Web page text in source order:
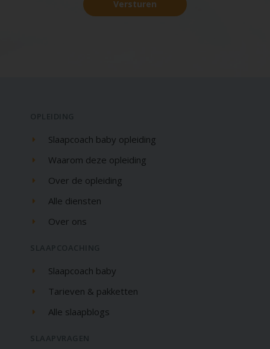
Versturen
Slaapcoach baby opleiding
Waarom deze opleiding
Over de opleiding
Alle diensten
Over ons
Slaapcoach baby
Tarieven & pakketten
Alle slaapblogs